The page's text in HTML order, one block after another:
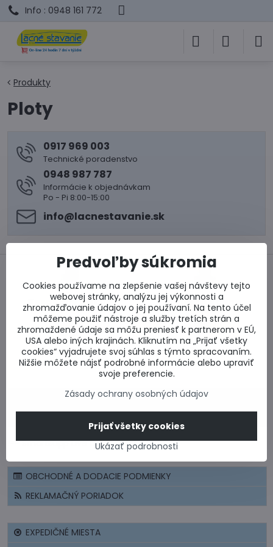
Info : 0948 161 772
Produkty
Ploty
0917 969 003
Technické poradenstvo
0948 987 787
Informácie k objednávkam
Po - Pi 8:00-15:00
info​@lacnestavanie​.sk
Bezpečný nákup Najlepšie ceny
Rýchlo a včas Celé Slovensko
CERTIFIKÁT - BEZPEČNÝ NÁKUP
!-- Smartsupp Live Chat script -->
OBCHODNÉ A DODACIE PODMIENKY
REKLAMAČNÝ PORIADOK
EXPEDIČNÉ MIESTA
Predvoľby súkromia
Cookies používame na zlepšenie vašej návštevy tejto
webovej stránky, analýzu jej výkonnosti a
zhromažďovanie údajov o jej používaní. Na tento účel
môžeme použiť nástroje a služby tretích strán a
zhromaždené údaje sa môžu preniesť k partnerom v EÚ,
USA alebo iných krajinách. Kliknutím na „Prijať všetky
cookies“ vyjadrujete svoj súhlas s týmto spracovaním.
Nižšie môžete nájsť podrobné informácie alebo upraviť
svoje preferencie.
Zásady ochrany osobných údajov
Ukázať podrobnosti
Prijať všetky cookies